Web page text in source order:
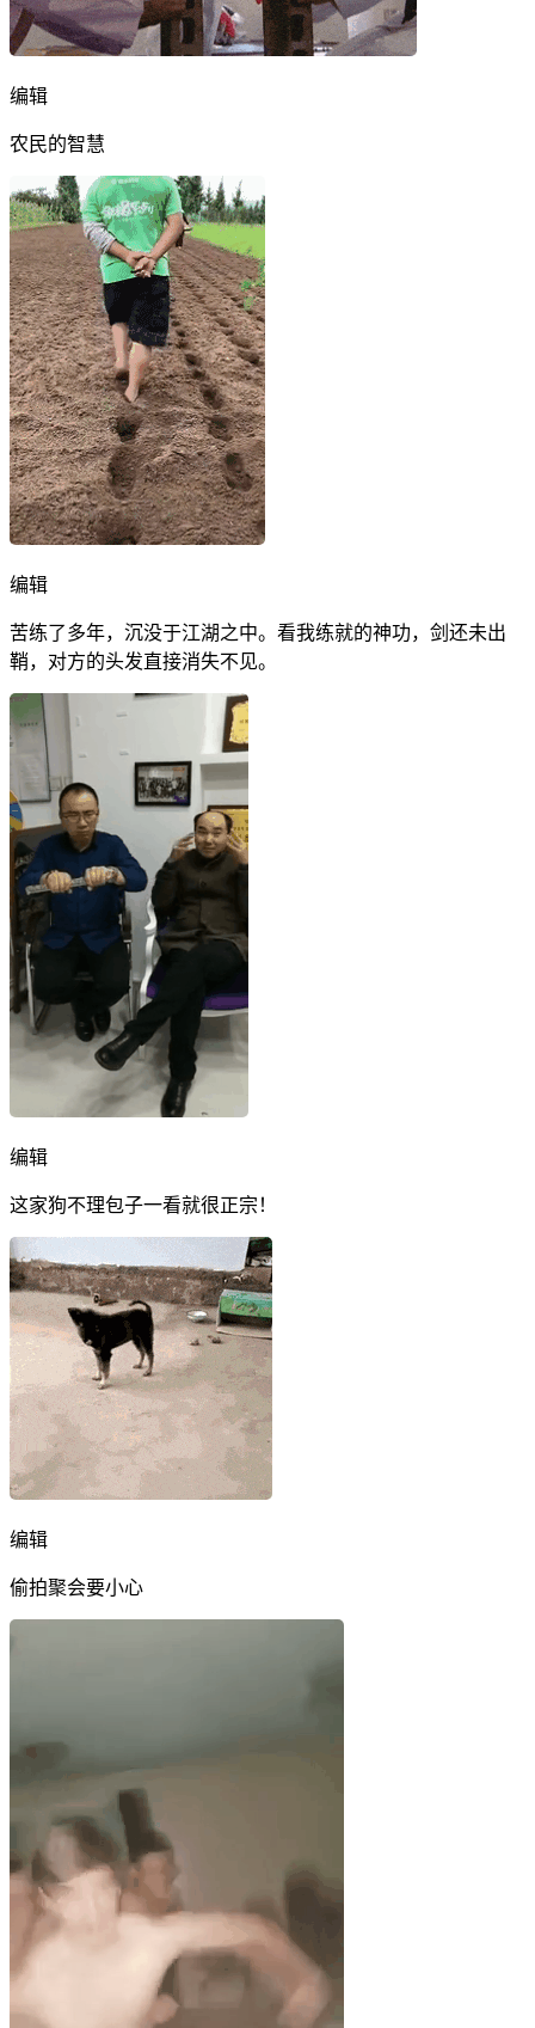
编辑
农民的智慧
编辑
苦练了多年，沉没于江湖之中。看我练就的神功，剑还未出
鞘，对方的头发直接消失不见。
编辑
这家狗不理包子一看就很正宗！
编辑
偷拍聚会要小心